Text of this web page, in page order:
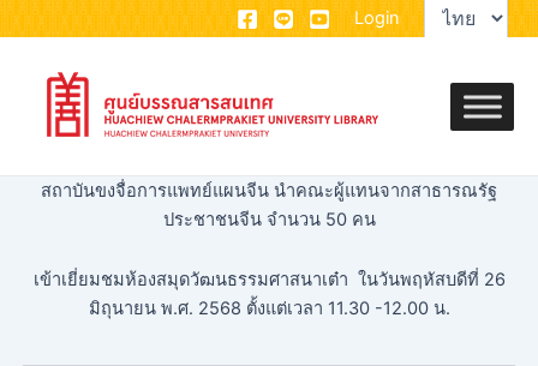
Skip
to
content
Login
Choose
a
สถาบันขงจื่อการแพทย์แผนจีน นำคณะผู้แทนจากสาธารณรัฐ
ประชาชนจีน จำนวน 50 คน
เข้าเยี่ยมชมห้องสมุดวัฒนธรรมศาสนาเต๋า ในวันพฤหัสบดีที่ 26
มิถุนายน พ.ศ. 2568 ตั้งแต่เวลา 11.30 -12.00 น.